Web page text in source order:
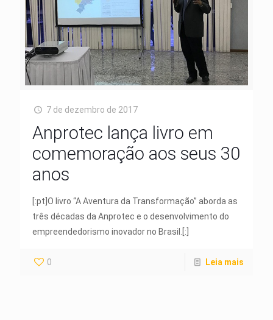
7 de dezembro de 2017
Anprotec lança livro em
comemoração aos seus 30
anos
[:pt]O livro “A Aventura da Transformação” aborda as
três décadas da Anprotec e o desenvolvimento do
empreendedorismo inovador no Brasil.[:]
0 Leia mais